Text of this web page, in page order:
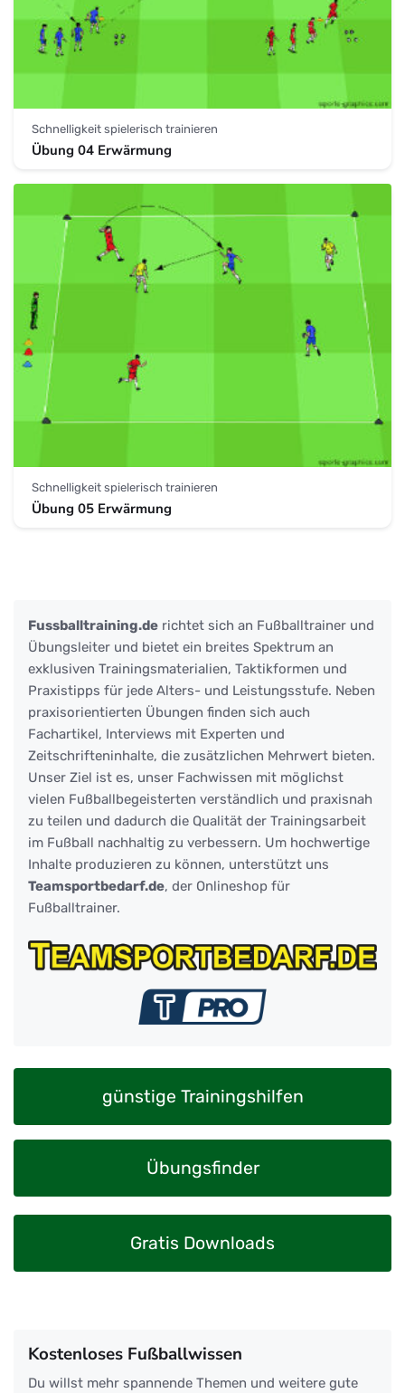
Schnelligkeit spielerisch trainieren
Übung 04 Erwärmung
Schnelligkeit spielerisch trainieren
Übung 05 Erwärmung
Fussballtraining.de richtet sich an Fußballtrainer und
Übungsleiter und bietet ein breites Spektrum an
exklusiven Trainingsmaterialien, Taktikformen und
Praxistipps für jede Alters- und Leistungsstufe. Neben
praxisorientierten Übungen finden sich auch
Fachartikel, Interviews mit Experten und
Zeitschrifteninhalte, die zusätzlichen Mehrwert bieten.
Unser Ziel ist es, unser Fachwissen mit möglichst
vielen Fußballbegeisterten verständlich und praxisnah
zu teilen und dadurch die Qualität der Trainingsarbeit
im Fußball nachhaltig zu verbessern. Um hochwertige
Inhalte produzieren zu können, unterstützt uns
Teamsportbedarf.de, der Onlineshop für
Fußballtrainer.
günstige Trainingshilfen
Übungsfinder
Gratis Downloads
Kostenloses Fußballwissen
Du willst mehr spannende Themen und weitere gute